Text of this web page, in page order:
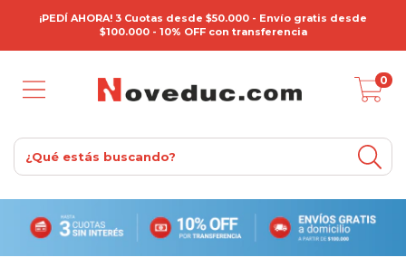
¡PEDÍ AHORA! 3 Cuotas desde $50.000 - Envío gratis desde
$100.000 - 10% OFF con transferencia
0